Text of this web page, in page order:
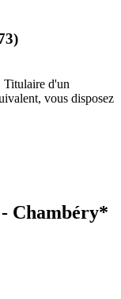
Titulaire d'un
vous disposez
Chambéry*